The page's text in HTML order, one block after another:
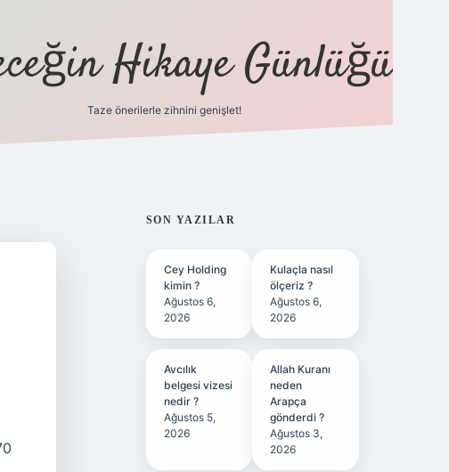
Hikaye Günlüğü
Taze önerilerle zihnini genişlet!
SIDEBAR
SON YAZILAR
Cey Holding
kimin ?
Ağustos 6,
2026
Kulaçla nasıl
ölçeriz ?
Ağustos 6,
2026
Avcılık
belgesi vizesi
nedir ?
Ağustos 5,
2026
Allah Kuranı
neden
Arapça
gönderdi ?
Ağustos 3,
2026